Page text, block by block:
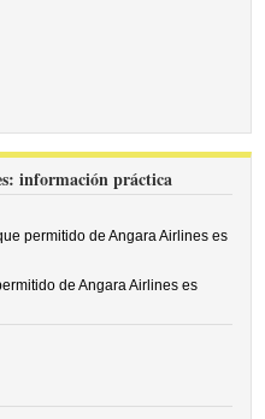
información práctica
permitido de Angara Airlines es
de Angara Airlines es